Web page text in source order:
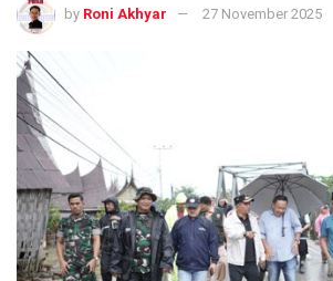
by Roni Akhyar 27 November 2025